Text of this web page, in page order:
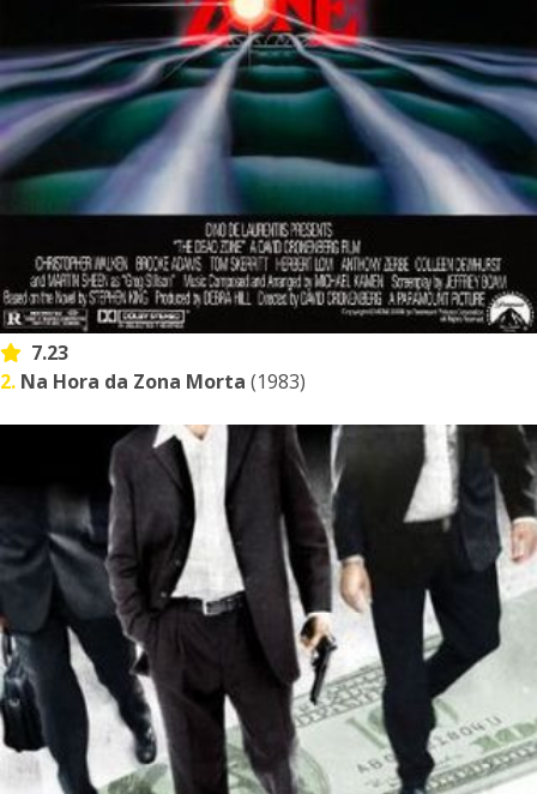
7.23
2. Na Hora da Zona Morta (1983)